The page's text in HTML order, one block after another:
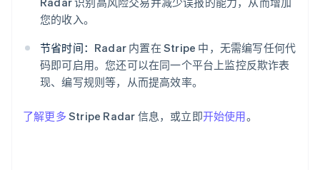
您的收入。
节省时间： Radar 内置在 Stripe 中，无需编写任何代
码即可启用。您还可以在同一个平台上监控反欺诈表
现、编写规则等，从而提高效率。
了解更多 Stripe Radar 信息，或立即开始使用。
奥地利
DeutschEnglish
English
巴西
PortuguêsEnglish
比利时